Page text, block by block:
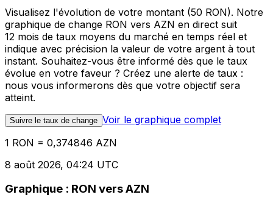
Visualisez l'évolution de votre montant (50 RON). Notre
graphique de change RON vers AZN en direct suit
12 mois de taux moyens du marché en temps réel et
indique avec précision la valeur de votre argent à tout
instant. Souhaitez-vous être informé dès que le taux
évolue en votre faveur ? Créez une alerte de taux :
nous vous informerons dès que votre objectif sera
atteint.
Suivre le taux de change Voir le graphique complet
1 RON = 0,374846 AZN
8 août 2026, 04:24 UTC
Graphique : RON vers AZN